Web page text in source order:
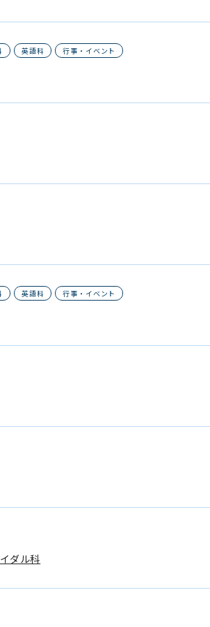
英語科 行事・イベント
英語科 行事・イベント
ダル科